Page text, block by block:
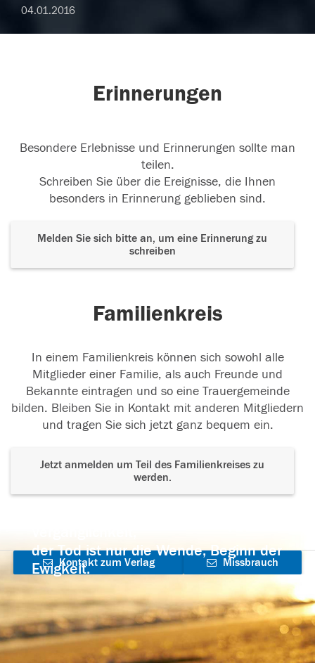
04.01.2016
Erinnerungen
Besondere Erlebnisse und Erinnerungen sollte man
teilen.
Schreiben Sie über die Ereignisse, die Ihnen
besonders in Erinnerung geblieben sind.
Melden Sie sich bitte an, um eine Erinnerung zu
schreiben
Familienkreis
In einem Familienkreis können sich sowohl alle
Mitglieder einer Familie, als auch Freunde und
Bekannte eintragen und so eine Trauergemeinde
bilden. Bleiben Sie in Kontakt mit anderen Mitgliedern
und tragen Sie sich jetzt ganz bequem ein.
Jetzt anmelden um Teil des Familienkreises zu
werden.
der Tod ist nur die Wende, Beginn der
Ewigkeit.
Kontakt zum Verlag
aufnehmen
Missbrauch